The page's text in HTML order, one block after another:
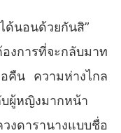
ด้นอนด้วยกันสิ”
งการที่จะกลับมาท
อคืน ความห่างไกล
บผู้หญิงมากหน้า
งดารานางแบบชื่อ